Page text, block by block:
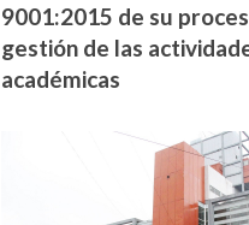
9001:2015 de su
gestión de las
académicas